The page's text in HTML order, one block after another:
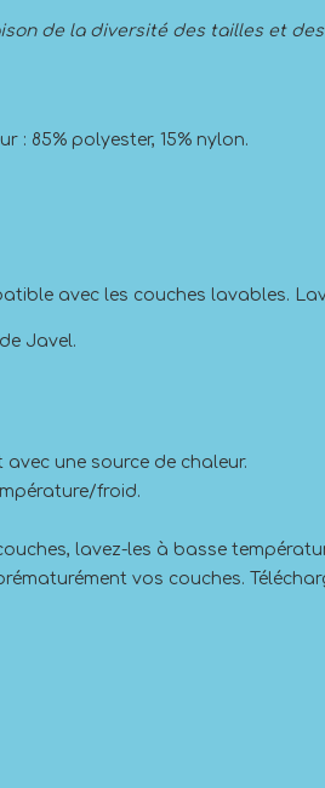
de la diversité des tailles et
: 85% polyester, 15% nylon.
avec les couches lavables.
Javel.
une source de chaleur.
froid.
lavez-les à basse
vos couches.